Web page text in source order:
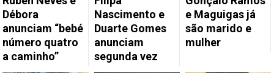
Débora
anunciam “bebé
número quatro
a caminho”
Nascimento e
Duarte Gomes
anunciam
segunda vez
e Maguigas já
são marido e
mulher